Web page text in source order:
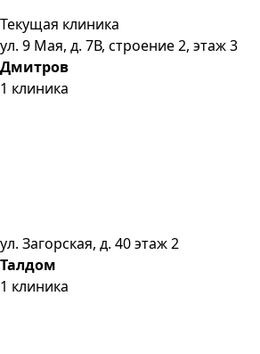
Текущая клиника
ул. 9 Мая, д. 7В, строение 2, этаж 3
Дмитров
1 клиника
ул. Загорская, д. 40 этаж 2
Талдом
1 клиника